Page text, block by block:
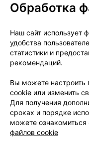
О
Размещение
Способы
Обработка
Наш сайт использует
удобства
статистики и
рекомендаций.
Вы можете настроить
cookie или изменить
Для получения
сроках и порядке
можете ознакомиться
файлов cookie